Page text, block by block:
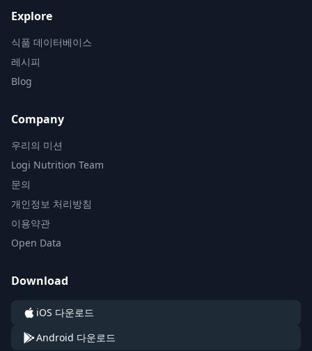
Explore
식품 데이터베이스
레시피
Blog
Company
우리의 미션
Logi Nutrition Team
문의
개인정보 처리방침
이용약관
Open Data
Download
iOS 다운로드
Android 다운로드